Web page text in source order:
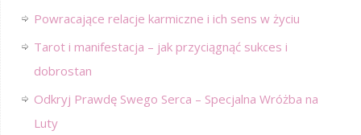
Powracające relacje karmiczne i ich sens w życiu
Tarot i manifestacja – jak przyciągnąć sukces i
dobrostan
Odkryj Prawdę Swego Serca – Specjalna Wróżba na
Luty